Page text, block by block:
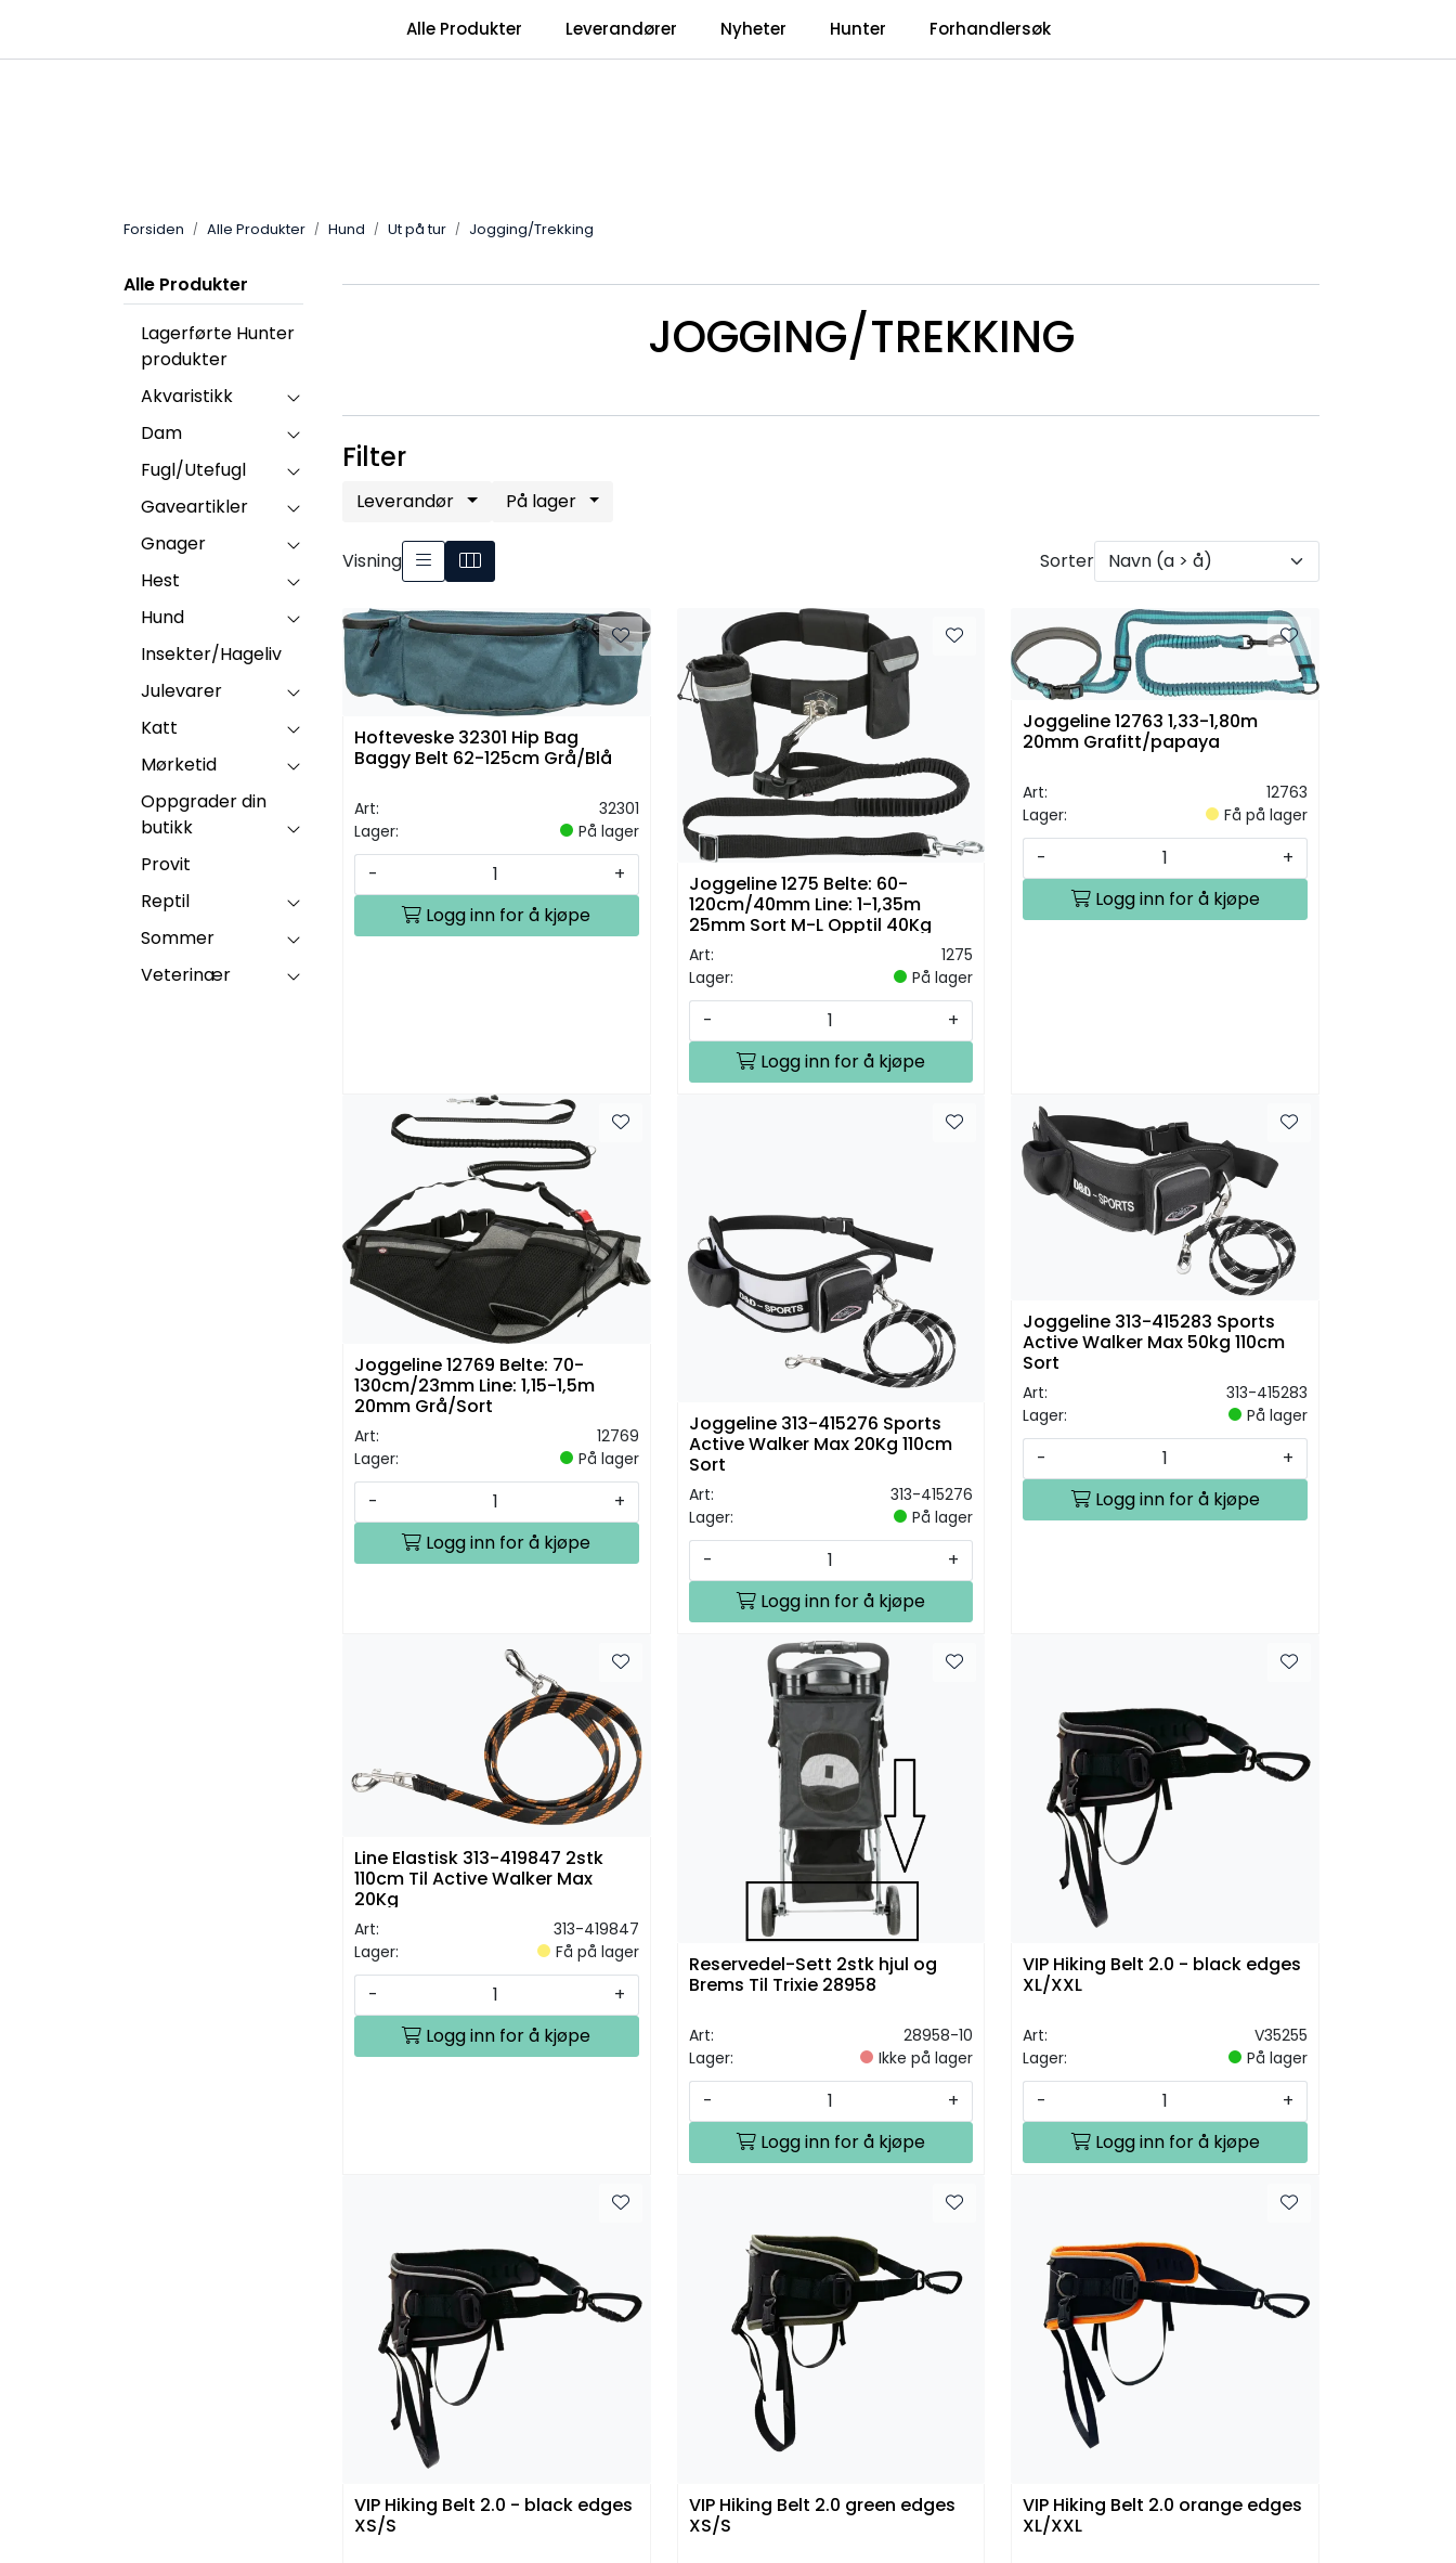
Infosenter
Alle Produkter Leverandører Nyheter Hunter Forhandlersøk
Forsiden Alle Produkter Hund Ut på tur Jogging/Trekking
Alle Produkter
Lagerførte Hunter
produkter
Akvaristikk
Dam
Fugl/Utefugl
Gaveartikler
Gnager
Hest
Hund
Insekter/Hageliv
Julevarer
Katt
Mørketid
Oppgrader din
butikk
Provit
Reptil
Sommer
Veterinær
JOGGING/TREKKING
Filter
Leverandør På lager
Visning Sorter
Hofteveske 32301 Hip Bag
Baggy Belt 62-125cm Grå/Blå
Art:
32301
Lager:
På lager
-
+
Logg inn for å kjøpe
Joggeline 1275 Belte: 60-
120cm/40mm Line: 1-1,35m
25mm Sort M-L Opptil 40Kg
Art:
1275
Lager:
På lager
-
+
Logg inn for å kjøpe
Joggeline 12763 1,33-1,80m
20mm Grafitt/papaya
Art:
12763
Lager:
Få på lager
-
+
Logg inn for å kjøpe
Joggeline 12769 Belte: 70-
130cm/23mm Line: 1,15-1,5m
20mm Grå/Sort
Art:
12769
Lager:
På lager
-
+
Logg inn for å kjøpe
Joggeline 313-415276 Sports
Active Walker Max 20Kg 110cm
Sort
Art:
313-415276
Lager:
På lager
-
+
Logg inn for å kjøpe
Joggeline 313-415283 Sports
Active Walker Max 50kg 110cm
Sort
Art:
313-415283
Lager:
På lager
-
+
Logg inn for å kjøpe
Line Elastisk 313-419847 2stk
110cm Til Active Walker Max
20Kg
Art:
313-419847
Lager:
Få på lager
-
+
Logg inn for å kjøpe
Reservedel-Sett 2stk hjul og
Brems Til Trixie 28958
Art:
28958-10
Lager:
Ikke på lager
-
+
Logg inn for å kjøpe
VIP Hiking Belt 2.0 - black edges
XL/XXL
Art:
V35255
Lager:
På lager
-
+
Logg inn for å kjøpe
VIP Hiking Belt 2.0 - black edges
XS/S
VIP Hiking Belt 2.0 green edges
XS/S
VIP Hiking Belt 2.0 orange edges
XL/XXL